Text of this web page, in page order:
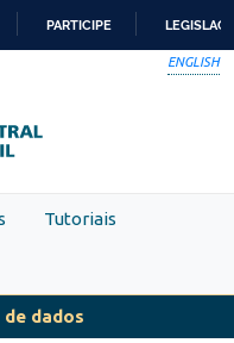
PARTICIPE
ENGLISH
Tutoriais
dados